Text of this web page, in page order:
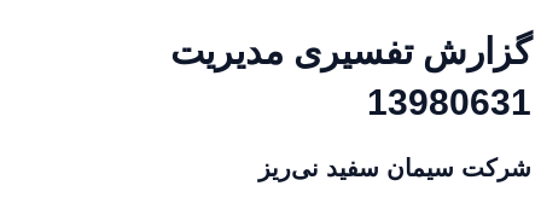
گزارش تفسیری مدیریت
13980631
شرکت سیمان سفید نی‌ریز